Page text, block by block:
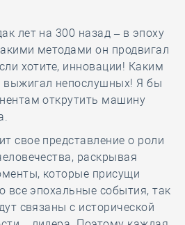
лет на 300 назад – в эпоху
методами он продвигал
хотите, инновации! Каким
непослушных! Я бы
открутить машину
свое представление о роли
раскрывая
которые присущи
все эпохальные события, так
связаны с исторической